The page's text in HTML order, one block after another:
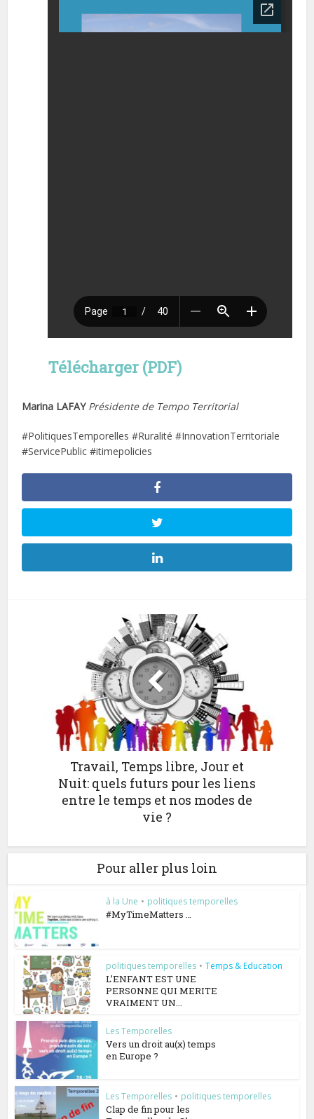
Télécharger (PDF)
Marina LAFAY Présidente de Tempo Territorial
#PolitiquesTemporelles #Ruralité #InnovationTerritoriale
#ServicePublic #itimepolicies
Travail, Temps libre, Jour et
Nuit: quels futurs pour les liens
entre le temps et nos modes de
vie ?
Pour aller plus loin
à la Une • politiques temporelles
#MyTimeMatters …
politiques temporelles • Temps & Education
L’ENFANT EST UNE
PERSONNE QUI MERITE
VRAIMENT UN...
Les Temporelles
Vers un droit au(x) temps
en Europe ?
Les Temporelles • politiques temporelles
Clap de fin pour les